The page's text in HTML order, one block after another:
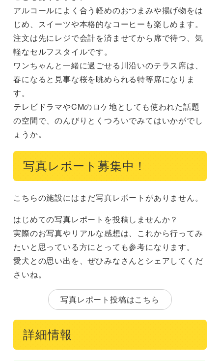
アルコールによく合う軽めのおつまみや揚げ物をは
じめ、スイーツや本格的なコーヒーも楽しめます。
注文は先にレジで会計を済ませてから席で待つ、気
軽なセルフスタイルです。
ワンちゃんと一緒に過ごせる川沿いのテラス席は、
春になると見事な桜を眺められる特等席になりま
す。
テレビドラマやCMのロケ地としても使われた話題
の空間で、のんびりとくつろいでみてはいかがでし
ょうか。
写真レポート募集中！
こちらの施設にはまだ写真レポートがありません。
はじめての写真レポートを投稿しませんか？
実際のお写真やリアルな感想は、これから行ってみ
たいと思っている方にとっても参考になります。
愛犬との思い出を、ぜひみなさんとシェアしてくだ
さいね。
写真レポート投稿はこちら
詳細情報